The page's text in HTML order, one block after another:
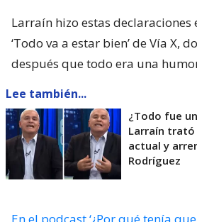
Larraín hizo estas declaraciones
‘Todo va a estar bien’ de Vía X,
después que todo era una
Lee también...
¿Todo fue
Larraín trató
actual y
Rodríguez